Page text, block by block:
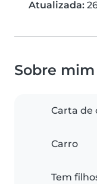
Atualizada:
Sobre mim
Carta de
Carro
Tem